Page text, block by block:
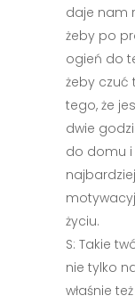
daje nam
żeby po
ogień do
żeby czuć
tego, że
dwie
do domu
życiu.
S: Takie
nie tylko
właśnie